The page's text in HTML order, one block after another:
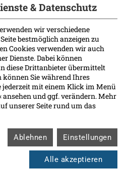
& Datenschutz
wir verschiedene
bestmöglich anzeigen zu
Cookies verwenden wir auch
Dienste. Dabei können
diese Drittanbieter übermittelt
Sie während Ihres
jederzeit mit einem Klick im Menü
ansehen und ggf. verändern. Mehr
unserer Seite rund um das
Ablehnen Einstellungen
Alle akzeptieren